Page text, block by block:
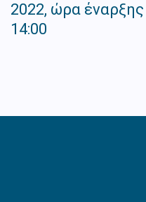
2022, ώρα
14:00